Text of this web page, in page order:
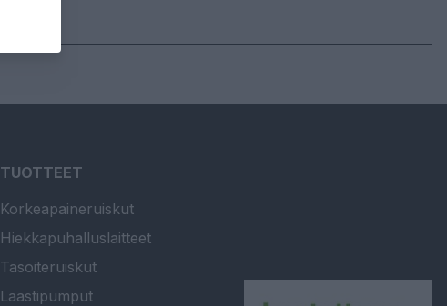
TUOTTEET
Korkeapaineruiskut
Hiekkapuhalluslaitteet
Tasoiteruiskut
Laastipumput